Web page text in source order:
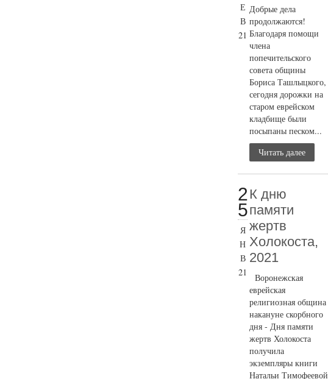
Е
В
21
Добрые дела
продолжаются!
Благодаря помощи
члена
попечительского
совета общины
Бориса Ташлыцкого,
сегодня дорожки на
старом еврейском
кладбище были
посыпаны песком...
Читать далее
2
5
Я
Н
В
21
К дню
памяти
жертв
Холокоста,
2021
Воронежская
еврейская
религиозная община
накануне скорбного
дня - Дня памяти
жертв Холокоста
получила
экземпляры книги
Натальи Тимофеевой